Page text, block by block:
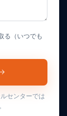
る（いつでも
センターでは